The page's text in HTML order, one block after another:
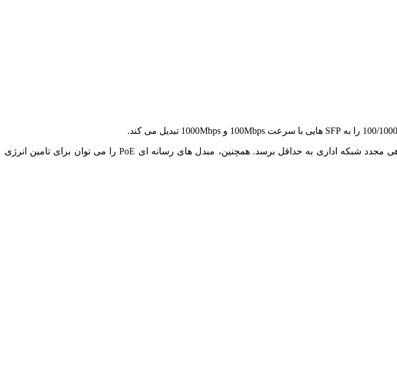
برای سوئیچ‌های اترنت قدیمی یا غیرPoE، یک راه‌حل انژکتور PoE باید یکپارچه شود تا هزینه سازمان‌دهی مجدد شبکه اداری به حداقل برسد. همچنین، مبدل های رسانه ای PoE را می توان برای تامین انرژی